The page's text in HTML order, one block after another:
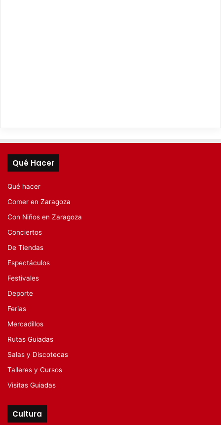
Qué Hacer
Qué hacer
Comer en Zaragoza
Con Niños en Zaragoza
Conciertos
De Tiendas
Espectáculos
Festivales
Deporte
Ferias
Mercadillos
Rutas Guiadas
Salas y Discotecas
Talleres y Cursos
Visitas Guiadas
Cultura